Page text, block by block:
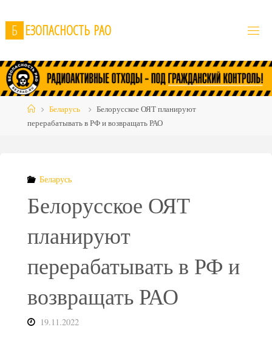
to
content
Б ЕЗОПАСНОСТЬ РАО
HomeБеларусь
Белорусское ОЯТ планируют
перерабатывать в РФ и возвращать РАО
Беларусь
Белорусское ОЯТ
планируют
перерабатывать в РФ и
возвращать РАО
19.11.2022